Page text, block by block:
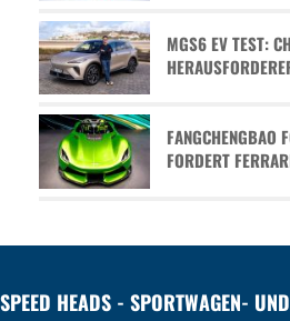
MGS6 EV TEST:
FANGCHENGBAO
FORDERT
SPEED HEADS - SPORTWAGEN-